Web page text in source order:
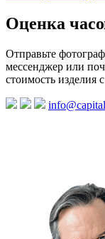
Оценка
Отправьте
мессенджер или
стоимость изделия